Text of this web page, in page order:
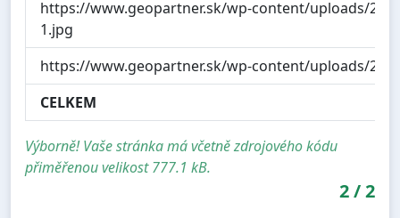
https://www.geopartner.sk/wp-content/uploads/
1.jpg
https://www.geopartner.sk/wp-content/uploads/
CELKEM
Výborně! Vaše stránka má včetně zdrojového kódu
přiměřenou velikost 777.1 kB.
2/2